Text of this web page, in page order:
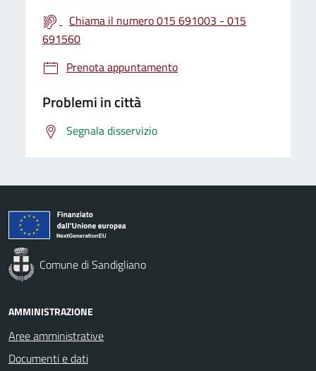
Chiama il numero 015 691003 - 015
691560
Prenota appuntamento
Problemi in città
Segnala disservizio
Comune di Sandigliano
AMMINISTRAZIONE
Aree amministrative
Documenti e dati